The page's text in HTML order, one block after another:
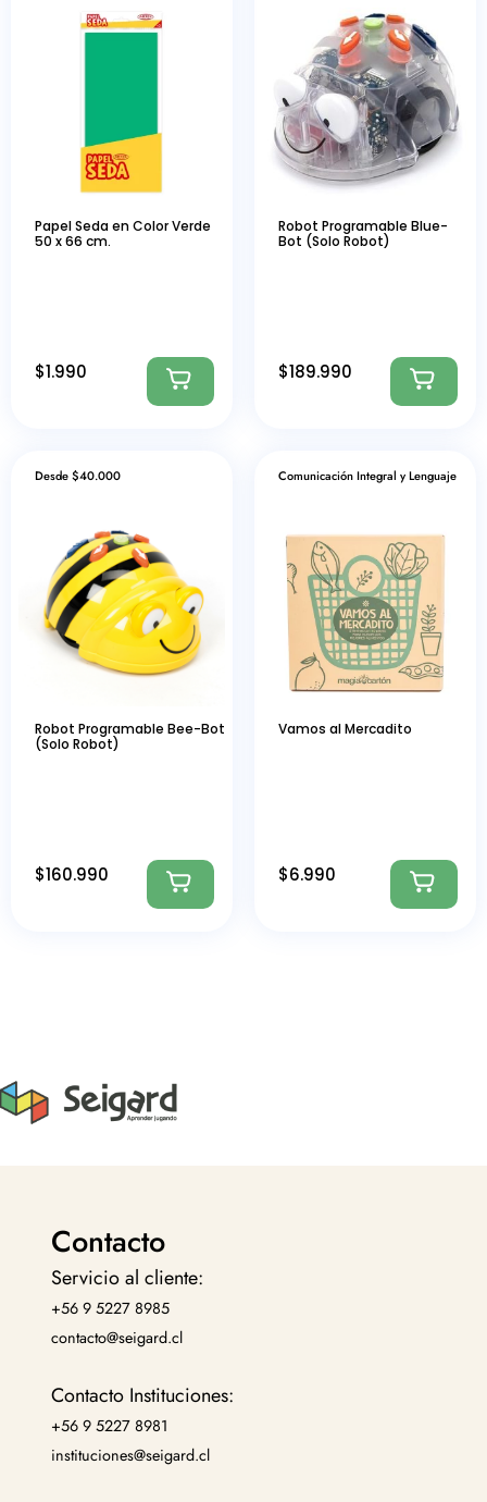
Papel Seda en Color Verde
50 x 66 cm.
$1.990
Robot Programable Blue-
Bot (Solo Robot)
$189.990
Desde $40.000
Robot Programable Bee-Bot
(Solo Robot)
$160.990
Comunicación Integral y Lenguaje
Vamos al Mercadito
$6.990
Contacto
Servicio al cliente:
+56 9 5227 8985
contacto@seigard.cl
Contacto Instituciones:
+56 9 5227 8981
instituciones@seigard.cl